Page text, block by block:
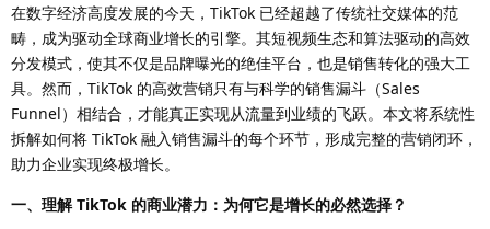
在数字经济高度发展的今天，TikTok 已经超越了传统社交媒体的范
畴，成为驱动全球商业增长的引擎。其短视频生态和算法驱动的高效
分发模式，使其不仅是品牌曝光的绝佳平台，也是销售转化的强大工
具。然而，TikTok 的高效营销只有与科学的销售漏斗（Sales
Funnel）相结合，才能真正实现从流量到业绩的飞跃。本文将系统性
拆解如何将 TikTok 融入销售漏斗的每个环节，形成完整的营销闭环，
助力企业实现终极增长。
一、理解 TikTok 的商业潜力：为何它是增长的必然选择？